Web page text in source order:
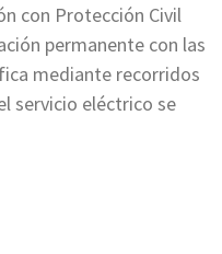
con Protección Civil
permanente con las
mediante recorridos
servicio eléctrico se